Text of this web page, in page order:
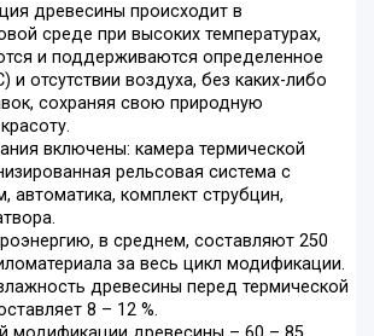
древесины происходит в
среде при высоких температурах,
и поддерживаются определенное
и отсутствии воздуха, без каких-либо
сохраняя свою природную
включены: камера термической
рельсовая система с
автоматика, комплект струбцин,
в среднем, составляют 250
за весь цикл модификации.
древесины перед термической
8 – 12 %.